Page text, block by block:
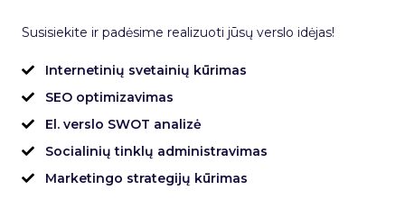
Susisiekite ir padėsime realizuoti jūsų verslo idėjas!
Internetinių svetainių kūrimas
SEO optimizavimas
El. verslo SWOT analizė
Socialinių tinklų administravimas
Marketingo strategijų kūrimas